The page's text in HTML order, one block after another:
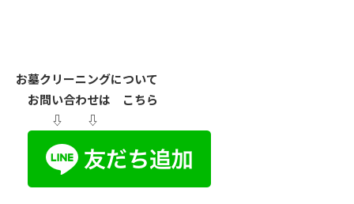
お墓クリーニングについて
お問い合わせは こちら
⇩ ⇩